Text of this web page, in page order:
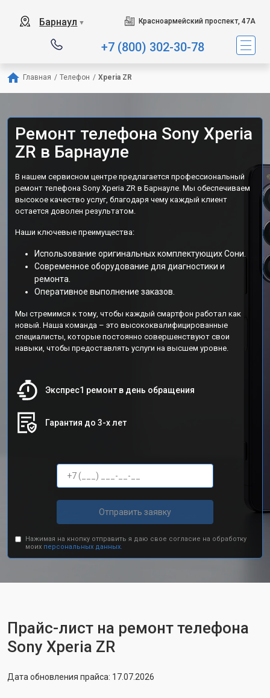
Барнаул ▼ Красноармейский проспект, 47А
+7 (800) 302-30-78
Главная / Телефон / Xperia ZR
Ремонт телефона Sony Xperia
ZR в Барнауле
В нашем сервисном центре предлагается профессиональный
ремонт телефона Sony Xperia ZR в Барнауле. Мы обеспечиваем
высокое качество услуг, благодаря чему каждый клиент
остается доволен результатом.
Наши ключевые преимущества:
Использование оригинальных комплектующих Сони.
Современное оборудование для диагностики и
ремонта.
Оперативное выполнение заказов.
Мы стремимся к тому, чтобы каждый смартфон работал как
новый. Наша команда – это высококвалифицированные
специалисты, которые постоянно совершенствуют свои
навыки, чтобы предоставлять услуги на высшем уровне.
Экспрес1 ремонт в день обращения
Гарантия до 3-х лет
Отправить заявку
Нажимая на кнопку отправить я даю свое согласие на обработку
моих персональных данных.
Прайс-лист на ремонт телефона
Sony Xperia ZR
Дата обновления прайса: 17.07.2026